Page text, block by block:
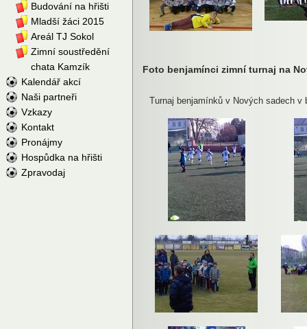
Budování na hřišti
Mladší žáci 2015
Areál TJ Sokol
Zimní soustředění
chata Kamzík
Kalendář akcí
Naši partneři
Vzkazy
Kontakt
Pronájmy
Hospůdka na hřišti
Zpravodaj
Foto benjamínci zimní turnaj na
Turnaj benjamínků v Nových sadech v